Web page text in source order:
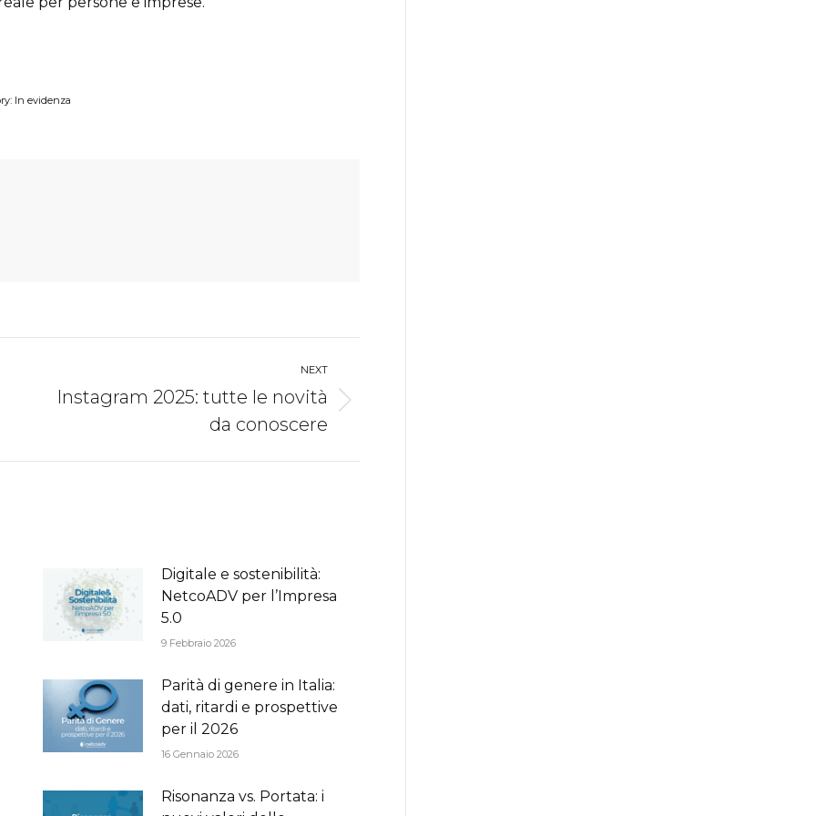
In evidenza
NEXT
Next
Instagram 2025: tutte le novità
da conoscere
Digitale e sostenibilità:
NetcoADV per l’Impresa
5.0
9 Febbraio 2026
Parità di genere in Italia:
dati, ritardi e prospettive
per il 2026
16 Gennaio 2026
Risonanza vs. Portata: i